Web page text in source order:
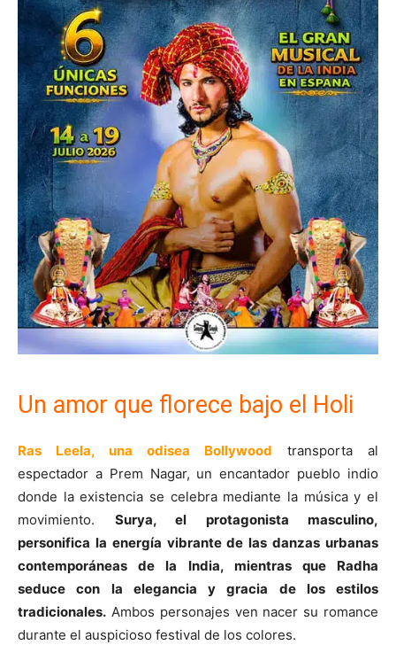
Un amor que florece bajo el Holi
Ras Leela, una odisea Bollywood transporta al
espectador a Prem Nagar, un encantador pueblo indio
donde la existencia se celebra mediante la música y el
movimiento. Surya, el protagonista masculino,
personifica la energía vibrante de las danzas urbanas
contemporáneas de la India, mientras que Radha
seduce con la elegancia y gracia de los estilos
tradicionales. Ambos personajes ven nacer su romance
durante el auspicioso festival de los colores.